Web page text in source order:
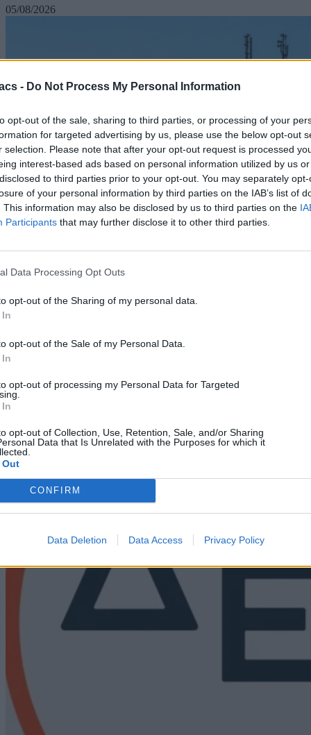
- Do Not Process My Personal Information
opt-out of the sale, sharing to third parties, or processing of your
for targeted advertising by us, please use the below opt-out
selection. Please note that after your opt-out request is processed
interest-based ads based on personal information utilized by us
to third parties prior to your opt-out. You may separately
of your personal information by third parties on the IAB’s list of
This information may also be disclosed by us to third parties on the
Participants that may further disclose it to other third parties.
Data Processing Opt Outs
opt-out of the Sharing of my personal data.
opt-out of the Sale of my Personal Data.
opt-out of processing my Personal Data for Targeted
opt-out of Collection, Use, Retention, Sale, and/or Sharing
Data that Is Unrelated with the Purposes for which it
CONFIRM
Data Deletion Data Access Privacy Policy
05/08/2026
Technology
Cosmote: Οι 3 κατηγορίες χρηστών με απεριόριστα
δεδομένα δωρεάν
05/08/2026